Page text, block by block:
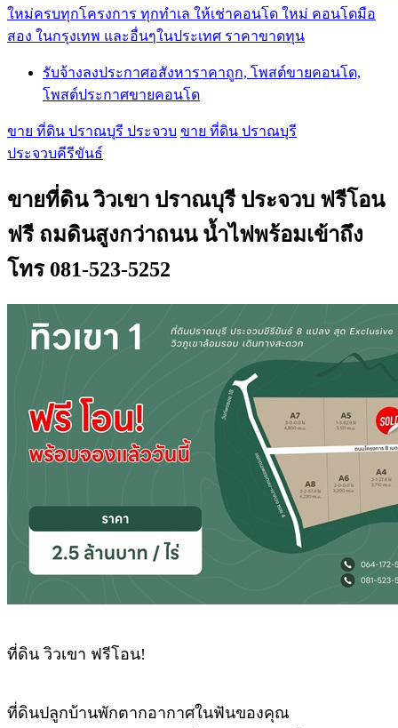
ใหม่ครบทุกโครงการ ทุกทำเล ให้เช่าคอนโด ใหม่ คอนโดมือ
สอง ในกรุงเทพ และอื่นๆในประเทศ ราคาขาดทุน
รับจ้างลงประกาศอสังหาราคาถูก, โพสต์ขายคอนโด,
โพสต์ประกาศขายคอนโด
ขาย ที่ดิน ปราณบุรี ประจวบ ขาย ที่ดิน ปราณบุรี
ประจวบคีรีขันธ์
ขายที่ดิน วิวเขา ปราณบุรี ประจวบ ฟรีโอน
ฟรี ถมดินสูงกว่าถนน น้ำไฟพร้อมเข้าถึง
โทร 081-523-5252
ที่ดิน วิวเขา ฟรีโอน!
ที่ดินปลูกบ้านพักตากอากาศในฟันของคุณ